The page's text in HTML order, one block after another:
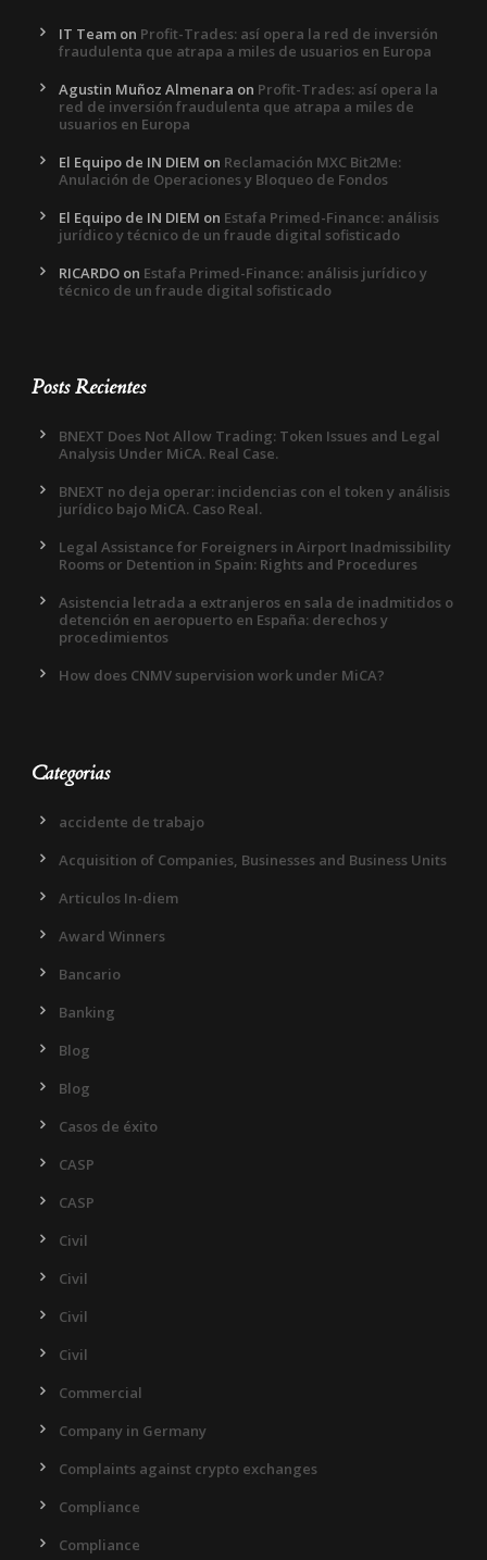
IT Team on Profit-Trades: así opera la red de inversión
fraudulenta que atrapa a miles de usuarios en Europa
Agustin Muñoz Almenara on Profit-Trades: así opera la
red de inversión fraudulenta que atrapa a miles de
usuarios en Europa
El Equipo de IN DIEM on Reclamación MXC Bit2Me:
Anulación de Operaciones y Bloqueo de Fondos
El Equipo de IN DIEM on Estafa Primed-Finance: análisis
jurídico y técnico de un fraude digital sofisticado
RICARDO on Estafa Primed-Finance: análisis jurídico y
técnico de un fraude digital sofisticado
Posts Recientes
BNEXT Does Not Allow Trading: Token Issues and Legal
Analysis Under MiCA. Real Case.
BNEXT no deja operar: incidencias con el token y análisis
jurídico bajo MiCA. Caso Real.
Legal Assistance for Foreigners in Airport Inadmissibility
Rooms or Detention in Spain: Rights and Procedures
Asistencia letrada a extranjeros en sala de inadmitidos o
detención en aeropuerto en España: derechos y
procedimientos
How does CNMV supervision work under MiCA?
Categorias
accidente de trabajo
Acquisition of Companies, Businesses and Business Units
Articulos In-diem
Award Winners
Bancario
Banking
Blog
Blog
Casos de éxito
CASP
CASP
Civil
Civil
Civil
Civil
Commercial
Company in Germany
Complaints against crypto exchanges
Compliance
Compliance